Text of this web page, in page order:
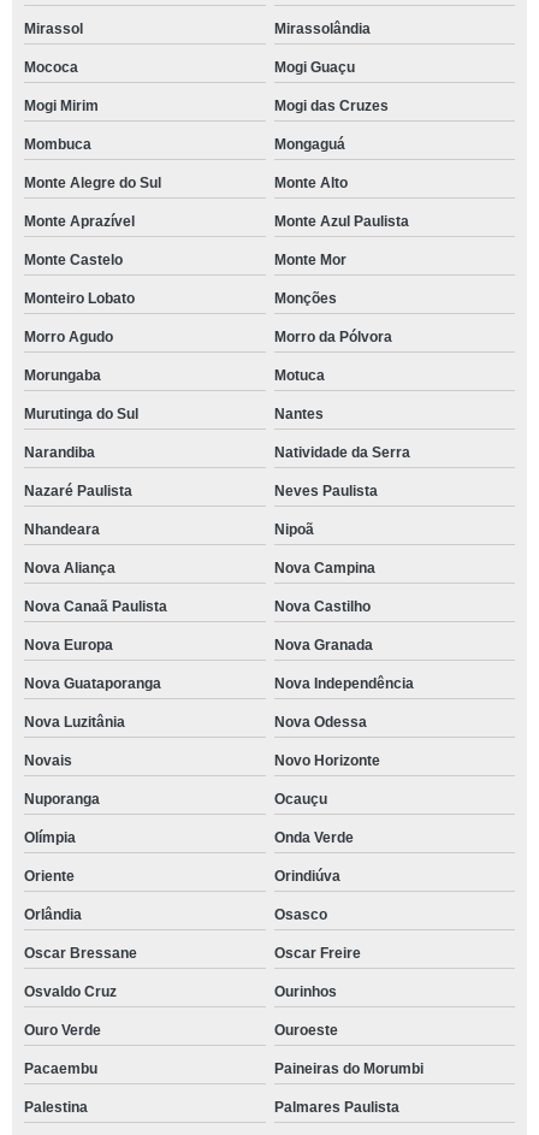
Mirassol Mirassolândia
Mococa Mogi Guaçu
Mogi Mirim Mogi das Cruzes
Mombuca Mongaguá
Monte Alegre do Sul Monte Alto
Monte Aprazível Monte Azul Paulista
Monte Castelo Monte Mor
Monteiro Lobato Monções
Morro Agudo Morro da Pólvora
Morungaba Motuca
Murutinga do Sul Nantes
Narandiba Natividade da Serra
Nazaré Paulista Neves Paulista
Nhandeara Nipoã
Nova Aliança Nova Campina
Nova Canaã Paulista Nova Castilho
Nova Europa Nova Granada
Nova Guataporanga Nova Independência
Nova Luzitânia Nova Odessa
Novais Novo Horizonte
Nuporanga Ocauçu
Olímpia Onda Verde
Oriente Orindiúva
Orlândia Osasco
Oscar Bressane Oscar Freire
Osvaldo Cruz Ourinhos
Ouro Verde Ouroeste
Pacaembu Paineiras do Morumbi
Palestina Palmares Paulista